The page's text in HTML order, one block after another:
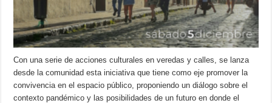
Con una serie de acciones culturales en veredas y calles, se lanza
desde la comunidad esta iniciativa que tiene como eje promover la
convivencia en el espacio público, proponiendo un diálogo sobre el
contexto pandémico y las posibilidades de un futuro en donde el